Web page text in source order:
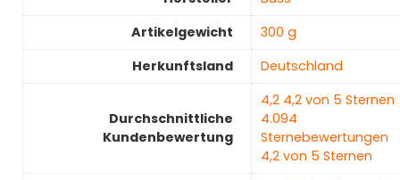
Artikelgewicht
‎300 g
Herkunftsland
‎Deutschland
Durchschnittliche
Kundenbewertung
4,2 4,2 von 5 Sternen
4.094
Sternebewertungen
4,2 von 5 Sternen